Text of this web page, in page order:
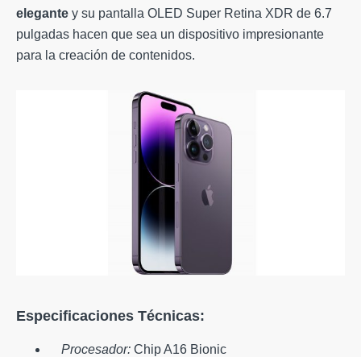
elegante y su pantalla OLED Super Retina XDR de 6.7
pulgadas hacen que sea un dispositivo impresionante
para la creación de contenidos.
Especificaciones Técnicas:
Procesador: Chip A16 Bionic